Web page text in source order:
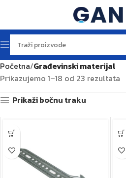
Početna Građevinski materijal
Prikazujemo 1–18 od 23 rezultata
Prikaži bočnu traku